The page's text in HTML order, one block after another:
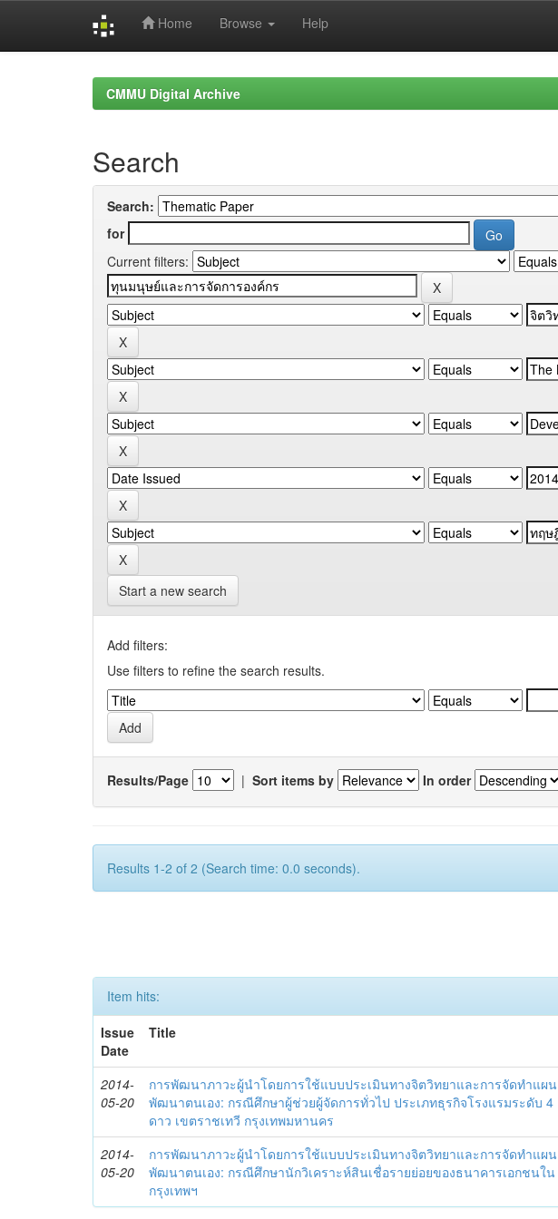
Home Browse Help
CMMU Digital Archive
Search
Search:
for
Current filters:
Start a new search
Add filters:
Use filters to refine the search results.
Results/Page | Sort items by In order
Results 1-2 of 2 (Search time: 0.0 seconds).
Item hits:
Issue
Date
Title
2014-
05-20
การพัฒนาภาวะผู้นำโดยการใช้แบบประเมินทางจิตวิทยาและการจัดทำแผน
พัฒนาตนเอง: กรณีศึกษาผู้ช่วยผู้จัดการทั่วไป ประเภทธุรกิจโรงแรมระดับ 4
ดาว เขตราชเทวี กรุงเทพมหานคร
2014-
05-20
การพัฒนาภาวะผู้นำโดยการใช้แบบประเมินทางจิตวิทยาและการจัดทำแผน
พัฒนาตนเอง: กรณีศึกษานักวิเคราะห์สินเชื่อรายย่อยของธนาคารเอกชนใน
กรุงเทพฯ